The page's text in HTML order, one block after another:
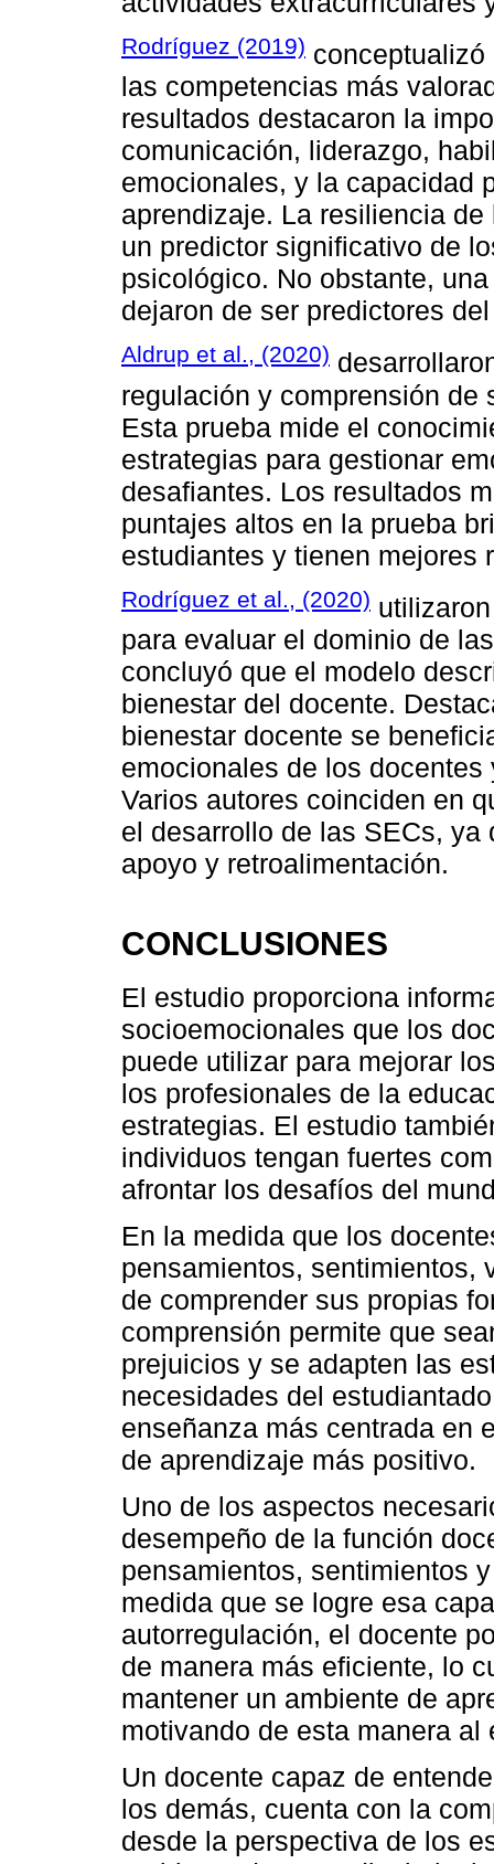
Rodríguez (2019)
las competencias más
resultados destacaron la
comunicación, liderazgo,
emocionales, y la capacidad
aprendizaje. La resiliencia
un predictor significativo de
psicológico. No obstante,
dejaron de ser predictores
Aldrup et al., (2020)
regulación y comprensión
Esta prueba mide el
estrategias para gestionar
desafiantes. Los resultados
puntajes altos en la prueba
estudiantes y tienen mejores
Rodríguez et al., (2020)
para evaluar el dominio de
concluyó que el modelo
bienestar del docente.
bienestar docente se
emocionales de los
Varios autores coinciden en
el desarrollo de las SECs, ya
apoyo y retroalimentación.
CONCLUSIONES
El estudio proporciona
socioemocionales que los
puede utilizar para mejorar
los profesionales de la
estrategias. El estudio
individuos tengan fuertes
afrontar los desafíos del
En la medida que los
pensamientos, sentimientos,
de comprender sus propias
comprensión permite que
prejuicios y se adapten las
necesidades del
enseñanza más centrada en
de aprendizaje más positivo.
Uno de los aspectos
desempeño de la función
pensamientos, sentimientos
medida que se logre esa
autorregulación, el docente
de manera más eficiente, lo
mantener un ambiente de
motivando de esta manera al
Un docente capaz de
los demás, cuenta con la
desde la perspectiva de los